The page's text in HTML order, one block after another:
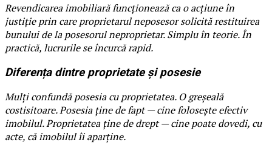
Revendicarea imobiliară funcționează ca o acțiune în
justiție prin care proprietarul neposesor solicită restituirea
bunului de la posesorul neproprietar. Simplu în teorie. În
practică, lucrurile se încurcă rapid.
Diferența dintre proprietate și posesie
Mulți confundă posesia cu proprietatea. O greșeală
costisitoare. Posesia ține de fapt — cine folosește efectiv
imobilul. Proprietatea ține de drept — cine poate dovedi, cu
acte, că imobilul îi aparține.